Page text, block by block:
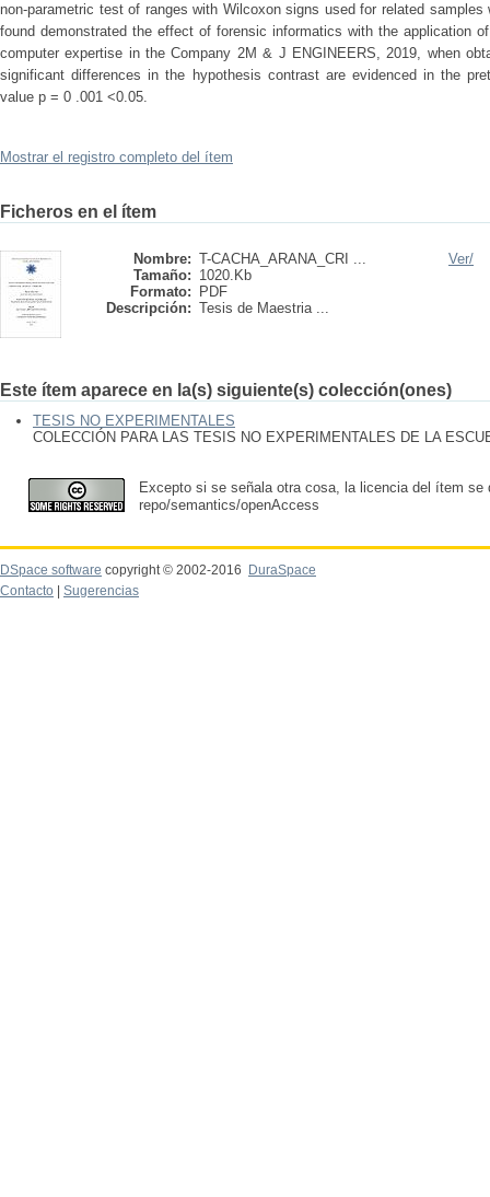
non-parametric test of ranges with Wilcoxon signs used for related
found demonstrated the effect of forensic informatics with the application
computer expertise in the Company 2M & J ENGINEERS, 2019, when
significant differences in the hypothesis contrast are evidenced in the
value p = 0 .001 <0.05.
Mostrar el registro completo del ítem
Ficheros en el ítem
Nombre: T-CACHA_ARANA_CRI ...
Tamaño: 1020.Kb
Formato:
PDF
Descripción: Tesis de Maestria ...
Ver/
Este ítem aparece en la(s) siguiente(s) colección(ones)
TESIS NO EXPERIMENTALES
COLECCIÓN PARA LAS TESIS NO EXPERIMENTALES DE LA
Excepto si se señala otra cosa, la licencia del ítem se
repo/semantics/openAccess
DSpace software copyright © 2002-2016
DuraSpace
Contacto
Sugerencias